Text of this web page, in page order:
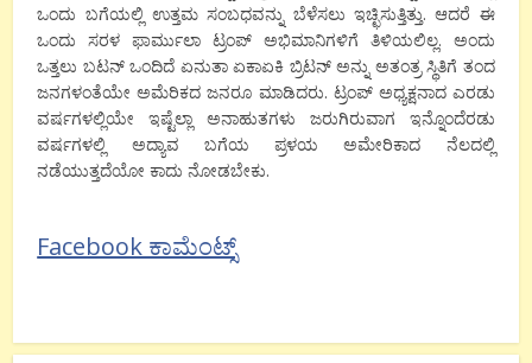
ಒಂದು ಬಗೆಯಲ್ಲಿ ಉತ್ತಮ ಸಂಬಧವನ್ನು ಬೆಳೆಸಲು ಇಚ್ಛಿಸುತ್ತಿತ್ತು. ಆದರೆ ಈ
ಒಂದು ಸರಳ ಫಾರ್ಮುಲಾ ಟ್ರಂಪ್ ಅಭಿಮಾನಿಗಳಿಗೆ ತಿಳಿಯಲಿಲ್ಲ. ಅಂದು
ಒತ್ತಲು ಬಟನ್ ಒಂದಿದೆ ಏನುತಾ ಏಕಾಏಕಿ ಬ್ರಿಟನ್ ಅನ್ನು ಅತಂತ್ರ ಸ್ಥಿತಿಗೆ ತಂದ
ಜನಗಳಂತೆಯೇ ಅಮೆರಿಕದ ಜನರೂ ಮಾಡಿದರು. ಟ್ರಂಪ್ ಅಧ್ಯಕ್ಷನಾದ ಎರಡು
ವರ್ಷಗಳಲ್ಲಿಯೇ ಇಷ್ಟೆಲ್ಲಾ ಅನಾಹುತಗಳು ಜರುಗಿರುವಾಗ ಇನ್ನೊಂದೆರಡು
ವರ್ಷಗಳಲ್ಲಿ ಅದ್ಯಾವ ಬಗೆಯ ಪ್ರಳಯ ಅಮೇರಿಕಾದ ನೆಲದಲ್ಲಿ
ನಡೆಯುತ್ತದೆಯೋ ಕಾದು ನೋಡಬೇಕು.
Facebook ಕಾಮೆಂಟ್ಸ್